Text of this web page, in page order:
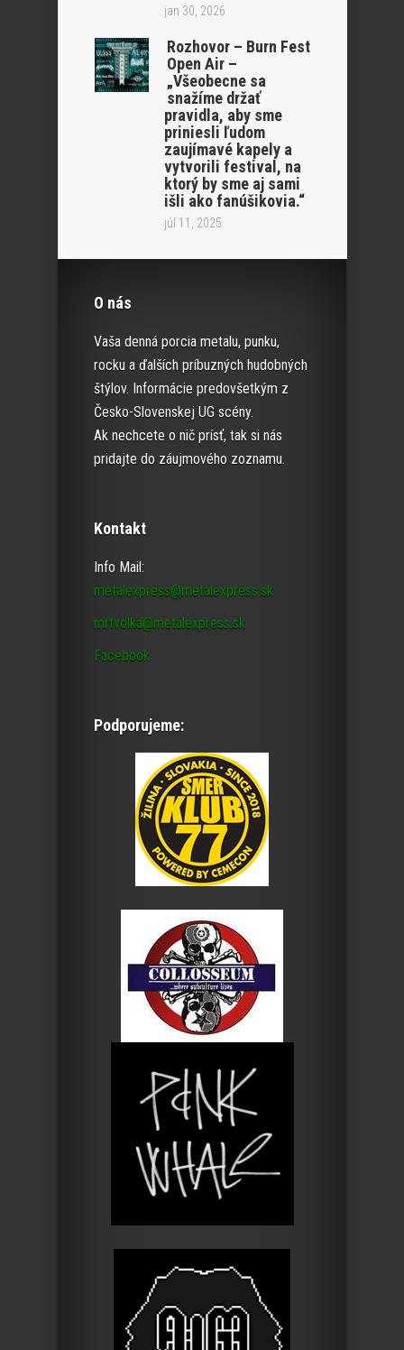
jan 30, 2026
Rozhovor – Burn Fest
Open Air –
„Všeobecne sa
snažíme držať
pravidla, aby sme
priniesli ľudom
zaujímavé kapely a
vytvorili festival, na
ktorý by sme aj sami
išli ako fanúšikovia.“
júl 11, 2025
O nás
Vaša denná porcia metalu, punku,
rocku a ďalších príbuzných hudobných
štýlov. Informácie predovšetkým z
Česko-Slovenskej UG scény.
Ak nechcete o nič prísť, tak si nás
pridajte do záujmového zoznamu.
Kontakt
Info Mail:
metalexpress@metalexpress.sk
mrtvolka@metalexpress.sk
Facebook
Podporujeme: